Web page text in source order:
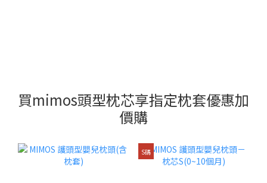
買mimos頭型枕芯享指定枕套優惠加
價購
S碼